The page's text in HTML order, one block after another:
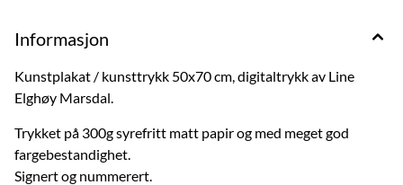
Informasjon
Kunstplakat / kunsttrykk 50x70 cm, digitaltrykk av Line
Elghøy Marsdal.
Trykket på 300g syrefritt matt papir og med meget god
fargebestandighet.
Signert og nummerert.